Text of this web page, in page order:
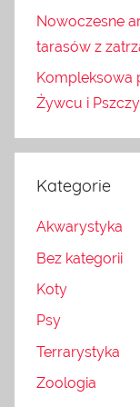
Nowoczesne
tarasów z
Kompleksowa
Żywcu i
Kategorie
Akwarystyka
Bez kategorii
Koty
Psy
Terrarystyka
Zoologia